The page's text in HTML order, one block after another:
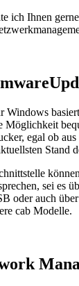
ich Ihnen
Windows
Möglichkeit
egal ob
Stand
sei es
oder auch
cab Modelle.